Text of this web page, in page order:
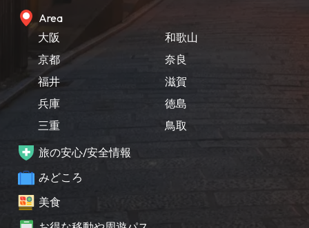
Area
大阪
京都
福井
兵庫
三重
和歌山
奈良
滋賀
徳島
鳥取
旅の安心/安全情報
みどころ
美食